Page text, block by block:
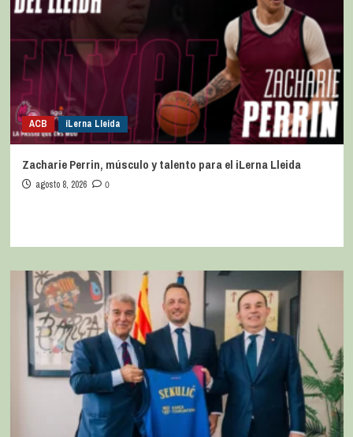
ACB iLerna Lleida
Zacharie Perrin, músculo y talento para el iLerna Lleida
agosto 8, 2026 0